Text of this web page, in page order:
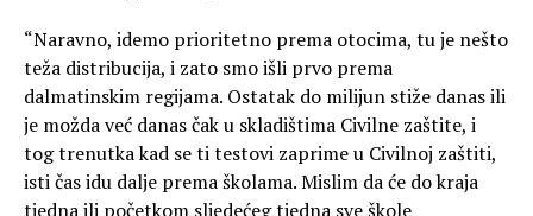
“Naravno, idemo prioritetno prema otocima, tu je nešto
teža distribucija, i zato smo išli prvo prema
dalmatinskim regijama. Ostatak do milijun stiže danas ili
je možda već danas čak u skladištima Civilne zaštite, i
tog trenutka kad se ti testovi zaprime u Civilnoj zaštiti,
isti čas idu dalje prema školama. Mislim da će do kraja
tjedna ili početkom sljedećeg tjedna sve škole